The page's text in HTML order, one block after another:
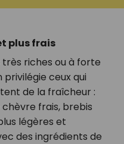
plus frais
riches ou à forte
ceux qui
de la fraîcheur :
frais, brebis
légères et
des ingrédients de